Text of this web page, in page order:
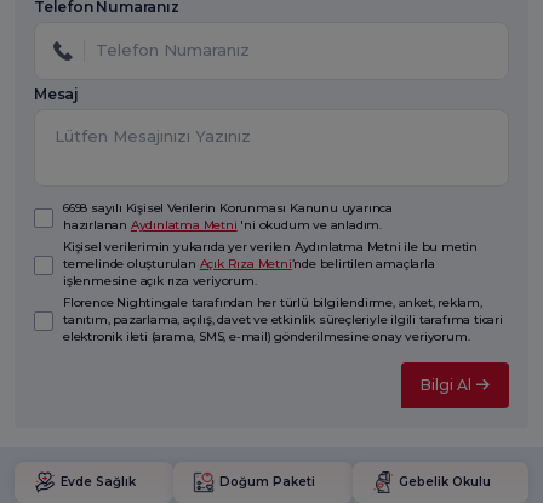
Telefon Numaranız
Mesaj
6698 sayılı Kişisel Verilerin Korunması Kanunu uyarınca
hazırlanan Aydınlatma Metni 'ni okudum ve anladım.
Kişisel verilerimin yukarıda yer verilen Aydınlatma Metni ile bu metin
temelinde oluşturulan Açık Rıza Metni’nde belirtilen amaçlarla
işlenmesine açık rıza veriyorum.
Florence Nightingale tarafından her türlü bilgilendirme, anket, reklam,
tanıtım, pazarlama, açılış, davet ve etkinlik süreçleriyle ilgili tarafıma ticari
elektronik ileti (arama, SMS, e-mail) gönderilmesine onay veriyorum.
Bilgi Al
Evde Sağlık Doğum Paketi Gebelik Okulu